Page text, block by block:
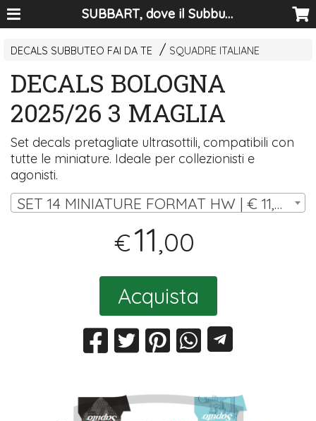
SUBBART, dove il Subbuteo diventa arte
DECALS SUBBUTEO FAI DA TE SQUADRE ITALIANE
DECALS BOLOGNA
2025/26 3 MAGLIA
Set decals pretagliate ultrasottili, compatibili con
tutte le miniature. Ideale per collezionisti e
agonisti.
SET 14 MINIATURE FORMAT HW | € 11,00
€11,00
Acquista